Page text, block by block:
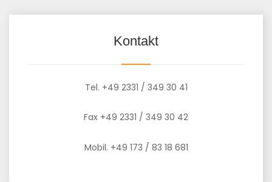
Kontakt
Tel. +49 2331 / 349 30 41
Fax +49 2331 / 349 30 42
Mobil. +49 173 / 83 18 681